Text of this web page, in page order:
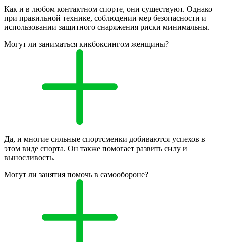
Как и в любом контактном спорте, они существуют. Однако
при правильной технике, соблюдении мер безопасности и
использовании защитного снаряжения риски минимальны.
Могут ли заниматься кикбоксингом женщины?
Да, и многие сильные спортсменки добиваются успехов в
этом виде спорта. Он также помогает развить силу и
выносливость.
Могут ли занятия помочь в самообороне?